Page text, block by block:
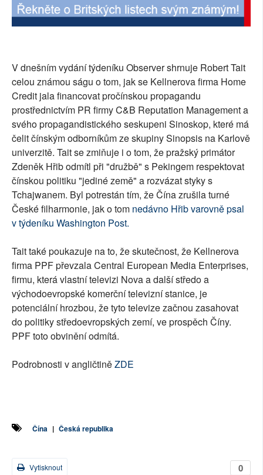
SOCIÁLNÍ SÍTĚ
PLNÁ VERZE STRÁNEK
V dnešním vydání týdeníku Observer shrnuje Robert Tait
celou známou ságu o tom, jak se Kellnerova firma Home
Credit jala financovat pročínskou propagandu
prostřednictvím PR firmy C&B Reputation Management a
svého propagandistického seskupeni Sinoskop, které má
čelit čínským odborníkům ze skupiny Sinopsis na Karlově
univerzitě. Tait se zmiňuje i o tom, že pražský primátor
Zdeněk Hřib odmítl při "družbě" s Pekingem respektovat
čínskou politiku "jediné země" a rozvázat styky s
Tchajwanem. Byl potrestán tím, že Čína zrušila turné
České filharmonie, jak o tom nedávno Hřib varovně psal
v týdeníku Washington Post.
Tait také poukazuje na to, že skutečnost, že Kellnerova
firma PPF převzala Central European Media Enterprises,
firmu, která vlastní televizi Nova a další středo a
východoevropské komerční televizní stanice, je
potenciální hrozbou, že tyto televize začnou zasahovat
do politiky středoevropských zemí, ve prospěch Číny.
PPF toto obvinění odmítá.
Podrobnosti v angličtiněZDE
Čína | Česká republika
0
Vytisknout